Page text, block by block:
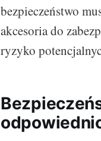
bezpieczeństwo
akcesoria do
ryzyko